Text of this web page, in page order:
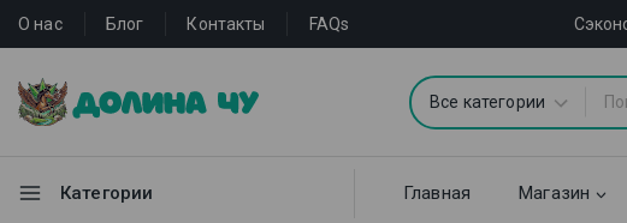
О нас Блог Контакты FAQs
Категории Главная Магазин